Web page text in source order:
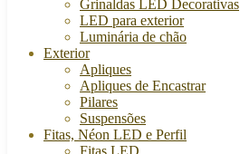
Grinaldas LED Decorativas
LED para exterior
Luminária de chão
Exterior
Apliques
Apliques de Encastrar
Pilares
Suspensões
Fitas, Néon LED e Perfil
Fitas LED